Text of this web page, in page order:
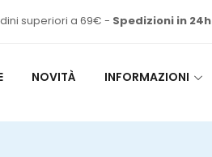
superiori a 69€ - Spedizioni in 24h
NOVITÀ INFORMAZIONI